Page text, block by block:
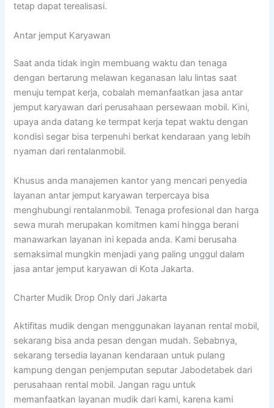
tetap dapat terealisasi.
Antar jemput Karyawan
Saat anda tidak ingin membuang waktu dan tenaga
dengan bertarung melawan keganasan lalu lintas saat
menuju tempat kerja, cobalah memanfaatkan jasa antar
jemput karyawan dari perusahaan persewaan mobil. Kini,
upaya anda datang ke termpat kerja tepat waktu dengan
kondisi segar bisa terpenuhi berkat kendaraan yang lebih
nyaman dari rentalanmobil.
Khusus anda manajemen kantor yang mencari penyedia
layanan antar jemput karyawan terpercaya bisa
menghubungi rentalanmobil. Tenaga profesional dan harga
sewa murah merupakan komitmen kami hingga berani
manawarkan layanan ini kepada anda. Kami berusaha
semaksimal mungkin menjadi yang paling unggul dalam
jasa antar jemput karyawan di Kota Jakarta.
Charter Mudik Drop Only dari Jakarta
Aktifitas mudik dengan menggunakan layanan rental mobil,
sekarang bisa anda pesan dengan mudah. Sebabnya,
sekarang tersedia layanan kendaraan untuk pulang
kampung dengan penjemputan seputar Jabodetabek dari
perusahaan rental mobil. Jangan ragu untuk
memanfaatkan layanan mudik dari kami, karena kami